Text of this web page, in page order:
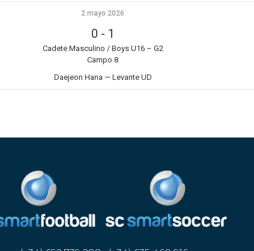
2 mayo 2026
0 - 1
Cadete Masculino / Boys U16 – G2
Campo 8
Daejeon Hana — Levante UD